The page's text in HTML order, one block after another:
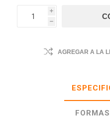
i
h
AGREGAR A LA